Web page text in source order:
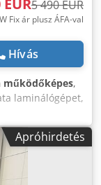
5 490 EUR
Fix ár plusz ÁFA-val
Hívás
működőképes,
laminálógépet,
1 x Lami
berendezés,
karcolások vagy
Amyek A
A tesztnyomat
Apróhirdetés